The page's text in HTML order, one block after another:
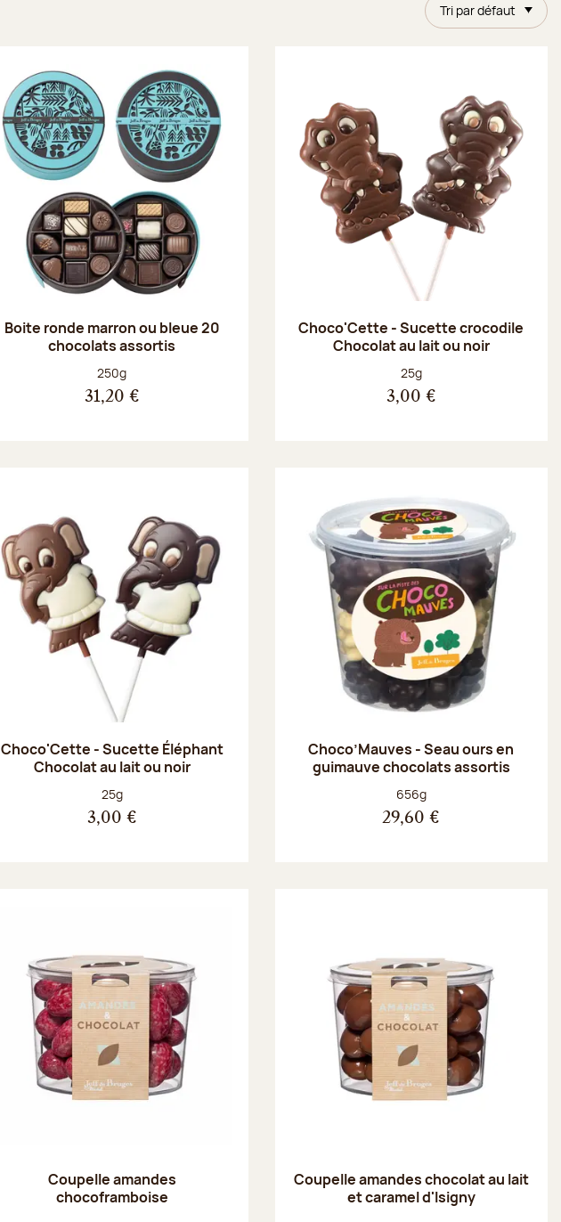
Tri par défaut
Boite ronde marron ou bleue 20
chocolats assortis
Poids net :
250g
31,20 €
Choco'Cette - Sucette crocodile
Chocolat au lait ou noir
Poids net :
25g
3,00 €
Choco'Cette - Sucette Éléphant
Chocolat au lait ou noir
Poids net :
25g
3,00 €
Choco’Mauves - Seau ours en
guimauve chocolats assortis
Poids net :
656g
29,60 €
Coupelle amandes
chocoframboise
Coupelle amandes chocolat au lait
et caramel d'Isigny